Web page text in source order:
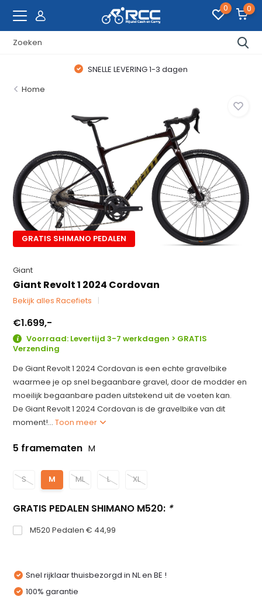
0 0
SNELLE LEVERING 1-3 dagen
Home
GRATIS SHIMANO PEDALEN
Giant
Giant Revolt 1 2024 Cordovan
Bekijk alles Racefiets
€1.699,-
Voorraad: Levertijd 3-7 werkdagen > GRATIS
Verzending
De Giant Revolt 1 2024 Cordovan is een echte gravelbike
waarmee je op snel begaanbare gravel, door de modder en
moeilijk begaanbare paden uitstekend uit de voeten kan.
De Giant Revolt 1 2024 Cordovan is de gravelbike van dit
moment!...Toon meer
5 framematen M
S M ML L XL
GRATIS PEDALEN SHIMANO M520: *
M520 Pedalen € 44,99
Snel rijklaar thuisbezorgd in NL en BE !
100% garantie